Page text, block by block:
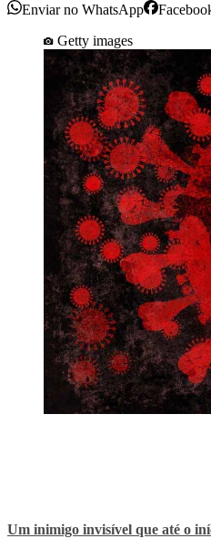
Enviar no WhatsApp
Getty images
Um inimigo invisível que até o